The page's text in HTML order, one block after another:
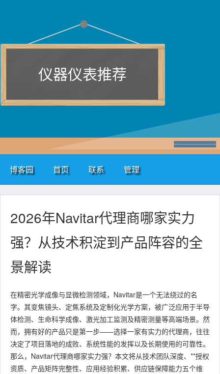
仪器仪表推荐
博客园 首页 联系 管理
2026年Navitar代理商哪家实力
强？从技术积淀到产品阵容的全
景解读
在精密光学成像与显微检测领域，Navitar是一个无法绕过的名
字。其变焦镜头、定焦系统及定制化光学方案，被广泛应用于半导
体检测、生命科学成像、激光加工监测及精密测量等高端场景。然
而，拥有好的产品只是第一步——选择一家有实力的代理商，往往
决定了项目落地的成败、系统性能的发挥以及长期使用的可靠性。
那么，Navitar代理商哪家实力强？本文将从技术团队深度、**授权
资质、产品矩阵完整性、应用经验积累、供应链保障能力五个维